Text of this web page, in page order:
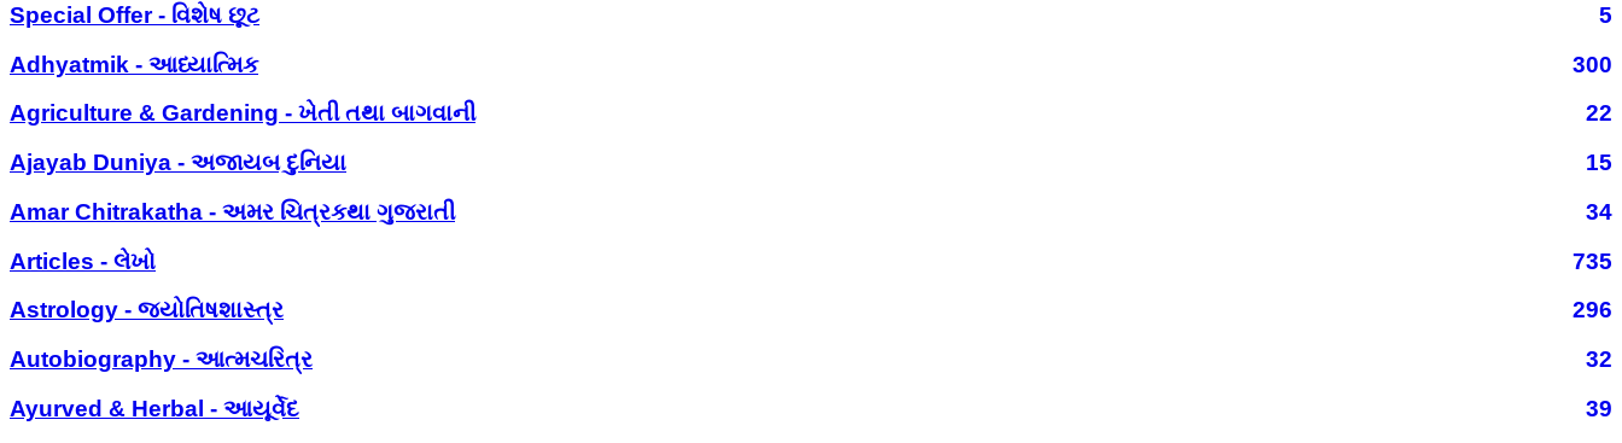
Special Offer - વિશેષ છૂટ
5
Adhyatmik - આધ્યાત્મિક
300
Agriculture & Gardening - ખેતી તથા બાગવાની
22
Ajayab Duniya - અજાયબ દુનિયા
15
Amar Chitrakatha - અમર ચિત્રકથા ગુજરાતી
34
Articles - લેખો
735
Astrology - જ્યોતિષશાસ્ત્ર
296
Autobiography - આત્મચરિત્ર
32
Ayurved & Herbal - આયૂર્વેદ
39